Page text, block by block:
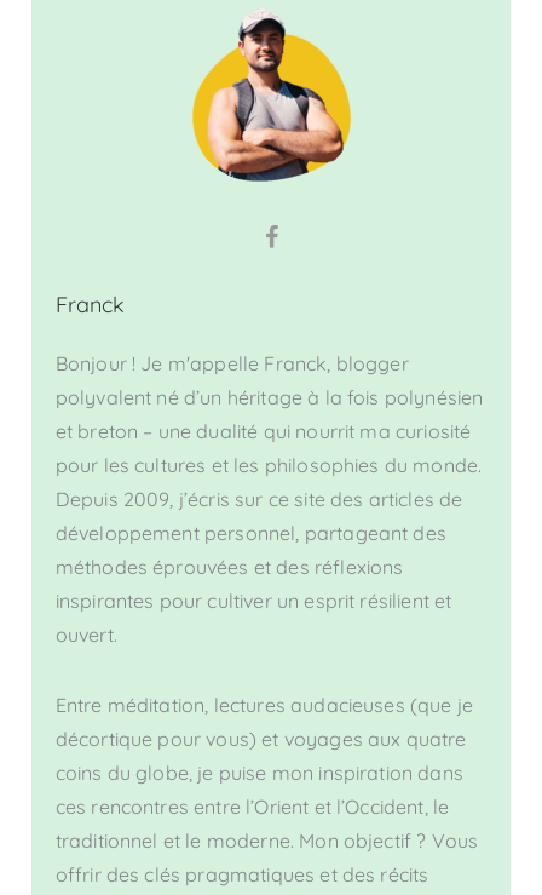
Franck
Bonjour ! Je m'appelle Franck, blogger
polyvalent né d’un héritage à la fois polynésien
et breton – une dualité qui nourrit ma curiosité
pour les cultures et les philosophies du monde.
Depuis 2009, j’écris sur ce site des articles de
développement personnel, partageant des
méthodes éprouvées et des réflexions
inspirantes pour cultiver un esprit résilient et
ouvert.
Entre méditation, lectures audacieuses (que je
décortique pour vous) et voyages aux quatre
coins du globe, je puise mon inspiration dans
ces rencontres entre l’Orient et l’Occident, le
traditionnel et le moderne. Mon objectif ? Vous
offrir des clés pragmatiques et des récits